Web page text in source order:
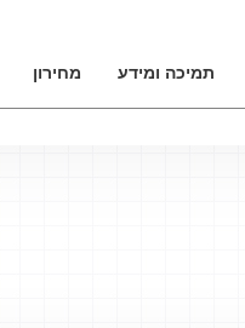
תמיכה ומידע מחירון